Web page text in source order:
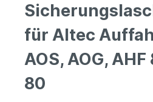
für Altec
AOS, AOG,
80